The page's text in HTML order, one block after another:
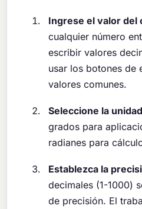
Ingrese el valor del
cualquier número
escribir valores
usar los botones de
valores comunes.
Seleccione la
grados para
radianes para
Establezca la
decimales (1-1000)
de precisión. El